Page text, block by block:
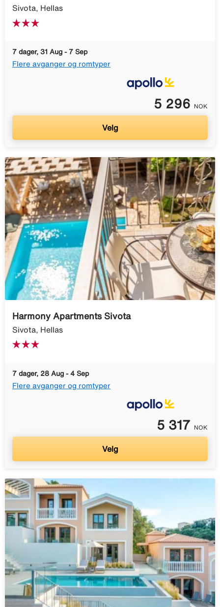
Sivota, Hellas
7 dager, 31 Aug - 7 Sep
Flere avganger og romtyper
5 296 NOK
Velg
Harmony Apartments Sivota
Sivota, Hellas
7 dager, 28 Aug - 4 Sep
Flere avganger og romtyper
5 317 NOK
Velg